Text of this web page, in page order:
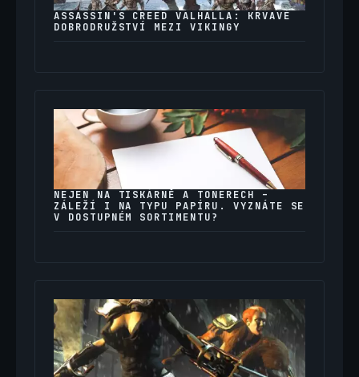
ASSASSIN'S CREED VALHALLA: KRVAVÉ
DOBRODRUŽSTVÍ MEZI VIKINGY
NEJEN NA TISKÁRNĚ A TONERECH –
ZÁLEŽÍ I NA TYPU PAPÍRU. VYZNÁTE SE
V DOSTUPNÉM SORTIMENTU?